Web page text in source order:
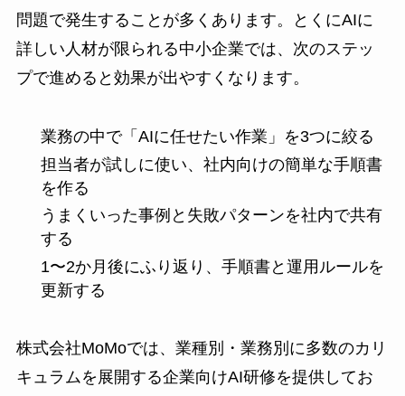
問題で発生することが多くあります。とくにAIに
詳しい人材が限られる中小企業では、次のステッ
プで進めると効果が出やすくなります。
業務の中で「AIに任せたい作業」を3つに絞る
担当者が試しに使い、社内向けの簡単な手順書
を作る
うまくいった事例と失敗パターンを社内で共有
する
1〜2か月後にふり返り、手順書と運用ルールを
更新する
株式会社MoMoでは、業種別・業務別に多数のカリ
キュラムを展開する企業向けAI研修を提供してお